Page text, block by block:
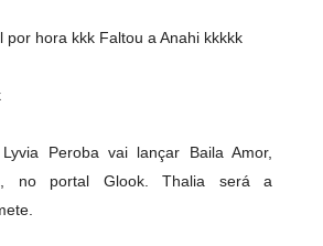
por hora kkk Faltou a Anahi kkkkk
Peroba vai lançar Baila Amor,
no portal Glook. Thalia será a